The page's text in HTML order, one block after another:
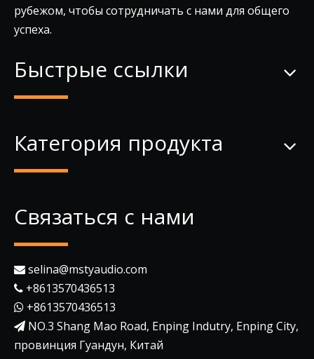
рубежом, чтобы сотрудничать с нами для общего
успеха.
Быстрые ссылки
Категория продукта
Связаться с нами
 selina@mstyaudio.com
 +8613570436513
 +8613570436513
 NO.3 Shang Mao Road, Enping Indutry, Enping City,
провинция Гуандун, Китай